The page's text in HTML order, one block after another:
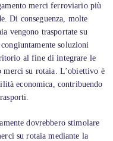
merci ferroviario più
Di conseguenza, molte
vengono trasportate su
soluzioni
al fine di integrare le
su rotaia. L’obiettivo è
economica, contribuendo
dovrebbero stimolare
su rotaia mediante la